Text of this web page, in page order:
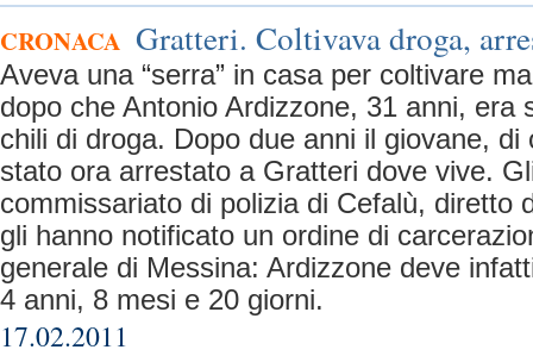
CRONACA Gratteri. Coltivava droga,
Aveva una “serra” in casa per coltivare
dopo che Antonio Ardizzone, 31 anni, era
chili di droga. Dopo due anni il giovane, di
stato ora arrestato a Gratteri dove vive.
commissariato di polizia di Cefalù, diretto
gli hanno notificato un ordine di
generale di Messina: Ardizzone deve
4 anni, 8 mesi e 20 giorni.
17.02.2011